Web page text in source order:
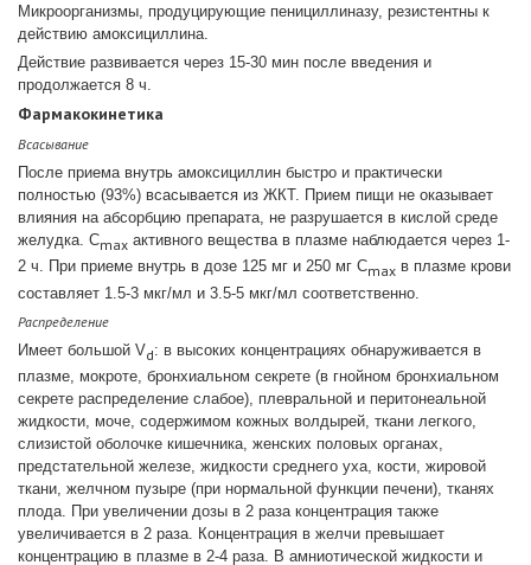
Микроорганизмы, продуцирующие пенициллиназу, резистентны к
действию амоксициллина.
Действие развивается через 15-30 мин после введения и
продолжается 8 ч.
Фармакокинетика
Всасывание
После приема внутрь амоксициллин быстро и практически
полностью (93%) всасывается из ЖКТ. Прием пищи не оказывает
влияния на абсорбцию препарата, не разрушается в кислой среде
желудка. Cmax активного вещества в плазме наблюдается через 1-
2 ч. При приеме внутрь в дозе 125 мг и 250 мг Cmax в плазме крови
составляет 1.5-3 мкг/мл и 3.5-5 мкг/мл соответственно.
Распределение
Имеет большой Vd: в высоких концентрациях обнаруживается в
плазме, мокроте, бронхиальном секрете (в гнойном бронхиальном
секрете распределение слабое), плевральной и перитонеальной
жидкости, моче, содержимом кожных волдырей, ткани легкого,
слизистой оболочке кишечника, женских половых органах,
предстательной железе, жидкости среднего уха, кости, жировой
ткани, желчном пузыре (при нормальной функции печени), тканях
плода. При увеличении дозы в 2 раза концентрация также
увеличивается в 2 раза. Концентрация в желчи превышает
концентрацию в плазме в 2-4 раза. В амниотической жидкости и